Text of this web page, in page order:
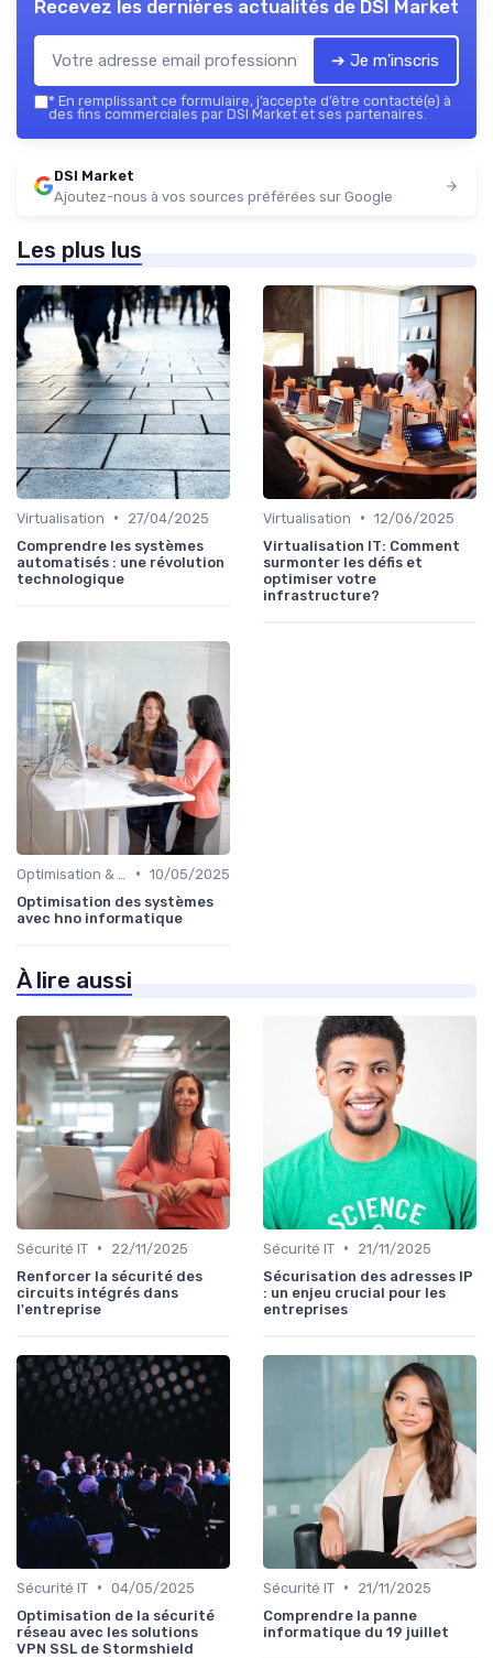
Recevez les dernières actualités de DSI Market
➔ Je m'inscris
* En remplissant ce formulaire, j’accepte d’être contacté(e) à
des fins commerciales par DSI Market et ses partenaires.
DSI Market
Ajoutez-nous à vos sources préférées sur Google
Les plus lus
Virtualisation •
27/04/2025
Comprendre les systèmes
automatisés : une révolution
technologique
Virtualisation • 12/06/2025
Virtualisation IT: Comment
surmonter les défis et
optimiser votre
infrastructure?
• 10/05/2025
Optimisation des systèmes
avec hno informatique
À lire aussi
Sécurité IT •
22/11/2025
Renforcer la sécurité des
circuits intégrés dans
l'entreprise
Sécurité IT •
21/11/2025
Sécurisation des adresses IP
: un enjeu crucial pour les
entreprises
Sécurité IT • 04/05/2025
Optimisation de la sécurité
réseau avec les solutions
VPN SSL de Stormshield
Sécurité IT •
21/11/2025
Comprendre la panne
informatique du 19 juillet